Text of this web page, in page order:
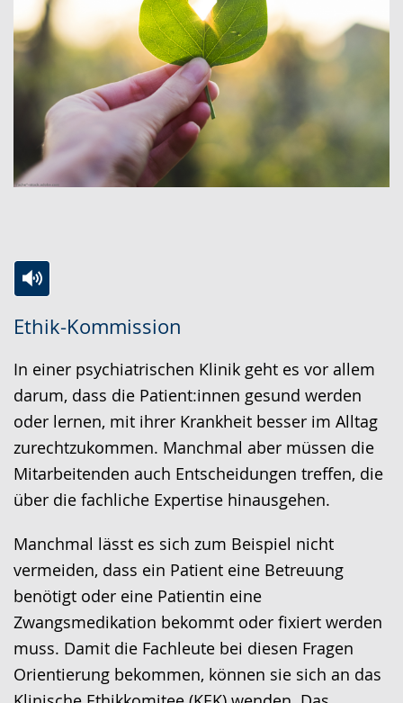
Ethik-Kommission
Leichten
Sprache
wechseln.
Audio-
Unterstützung.
Video
in
Deutscher
Gebärdensprache
angezeigt.
In einer psychiatrischen Klinik geht es vor allem
darum, dass die Patient:innen gesund werden
oder lernen, mit ihrer Krankheit besser im Alltag
zurechtzukommen. Manchmal aber müssen die
Mitarbeitenden auch Entscheidungen treffen, die
über die fachliche Expertise hinausgehen.
Manchmal lässt es sich zum Beispiel nicht
vermeiden, dass ein Patient eine Betreuung
benötigt oder eine Patientin eine
Zwangsmedikation bekommt oder fixiert werden
muss. Damit die Fachleute bei diesen Fragen
Orientierung bekommen, können sie sich an das